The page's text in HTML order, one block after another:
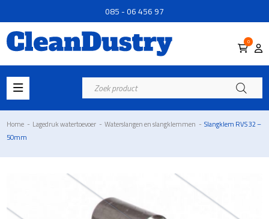
085 - 06 456 97
0
Producten
zoeken
Home - Lagedruk watertoevoer - Waterslangen en slangklemmen - Slangklem RVS 32 –
50mm